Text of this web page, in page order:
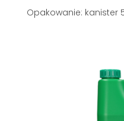
Opakowanie: kanister 5